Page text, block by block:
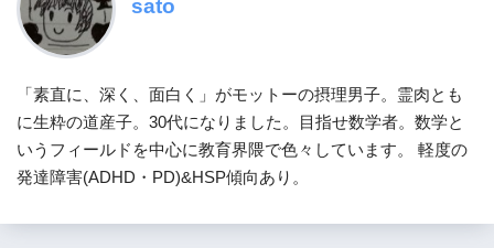
sato
「素直に、深く、面白く」がモットーの摂理男子。霊肉とも
に生粋の道産子。30代になりました。目指せ数学者。数学と
いうフィールドを中心に教育界隈で色々しています。 軽度の
発達障害(ADHD・PD)&HSP傾向あり。